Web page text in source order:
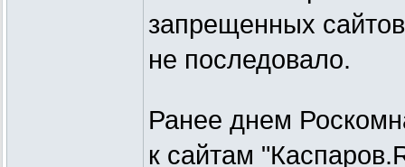
запрещенных
не последовало.
Ранее днем
к сайтам